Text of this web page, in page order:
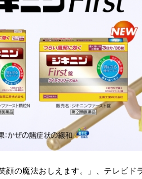
顔の魔法おしえます。」、テレビ